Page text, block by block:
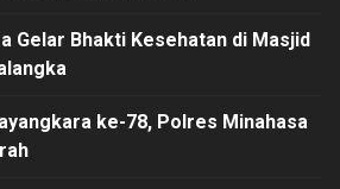
Gelar Bhakti Kesehatan di Masjid
ke-78, Polres Minahasa